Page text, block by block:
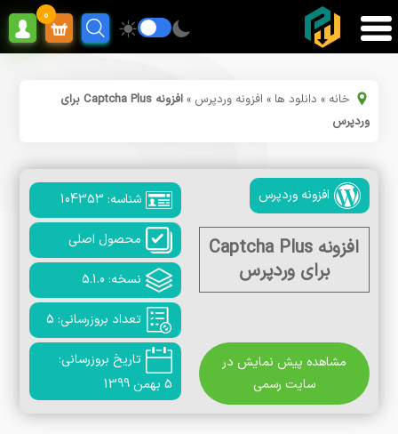
0
خانه » دانلود ها » افزونه وردپرس »
افزونه Captcha Plus برای
وردپرس
افزونه وردپرس
افزونه Captcha Plus
برای وردپرس
مشاهده پیش نمایش در
سایت رسمی
شناسه: 104353
محصول اصلی
نسخه: 5.1.0
تعداد بروزرسانی: 5
تاریخ بروزرسانی:
5 بهمن 1399